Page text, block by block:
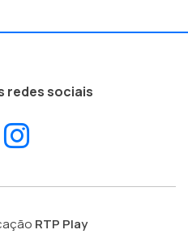
redes sociais
Facebook
RTP Play